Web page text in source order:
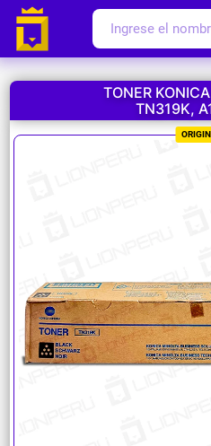
YA
TONER
TN319K,